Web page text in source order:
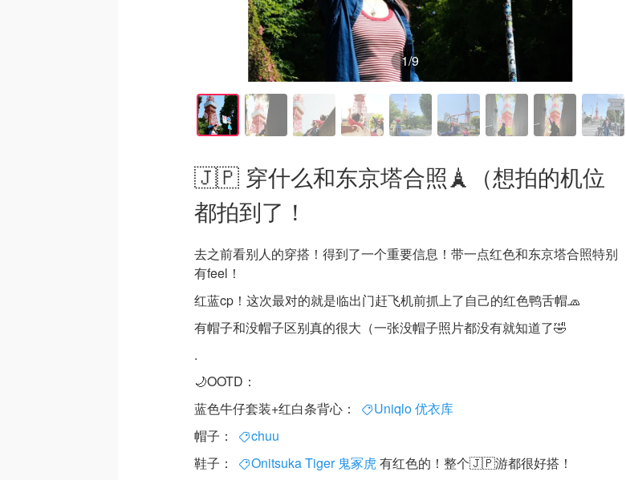
1/9
🇯🇵 穿什么和东京塔合照🗼（想拍的机位
都拍到了！
去之前看别人的穿搭！得到了一个重要信息！带一点红色和东京塔合照特别
有feel！
红蓝cp！这次最对的就是临出门赶飞机前抓上了自己的红色鸭舌帽🧢
有帽子和没帽子区别真的很大（一张没帽子照片都没有就知道了🤣
.
🌙OOTD：
蓝色牛仔套装+红白条背心：
Uniqlo 优衣库
帽子：
chuu
鞋子：
Onitsuka Tiger 鬼冢虎 有红色的！整个🇯🇵游都很好搭！